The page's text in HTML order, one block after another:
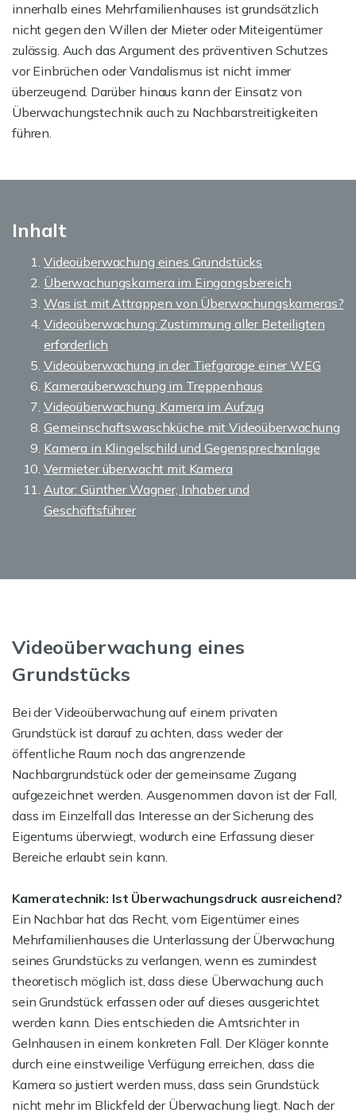
innerhalb eines Mehrfamilienhauses ist grundsätzlich
nicht gegen den Willen der Mieter oder Miteigentümer
zulässig. Auch das Argument des präventiven Schutzes
vor Einbrüchen oder Vandalismus ist nicht immer
überzeugend. Darüber hinaus kann der Einsatz von
Überwachungstechnik auch zu Nachbarstreitigkeiten
führen.
Inhalt
Videoüberwachung eines Grundstücks
Überwachungskamera im Eingangsbereich
Was ist mit Attrappen von Überwachungskameras?
Videoüberwachung: Zustimmung aller Beteiligten
erforderlich
Videoüberwachung in der Tiefgarage einer WEG
Kameraüberwachung im Treppenhaus
Videoüberwachung: Kamera im Aufzug
Gemeinschaftswaschküche mit Videoüberwachung
Kamera in Klingelschild und Gegensprechanlage
Vermieter überwacht mit Kamera
Autor: Günther Wagner, Inhaber und
Geschäftsführer
Videoüberwachung eines
Grundstücks
Bei der Videoüberwachung auf einem privaten
Grundstück ist darauf zu achten, dass weder der
öffentliche Raum noch das angrenzende
Nachbargrundstück oder der gemeinsame Zugang
aufgezeichnet werden. Ausgenommen davon ist der Fall,
dass im Einzelfall das Interesse an der Sicherung des
Eigentums überwiegt, wodurch eine Erfassung dieser
Bereiche erlaubt sein kann.
Kameratechnik: Ist Überwachungsdruck ausreichend?
Ein Nachbar hat das Recht, vom Eigentümer eines
Mehrfamilienhauses die Unterlassung der Überwachung
seines Grundstücks zu verlangen, wenn es zumindest
theoretisch möglich ist, dass diese Überwachung auch
sein Grundstück erfassen oder auf dieses ausgerichtet
werden kann. Dies entschieden die Amtsrichter in
Gelnhausen in einem konkreten Fall. Der Kläger konnte
durch eine einstweilige Verfügung erreichen, dass die
Kamera so justiert werden muss, dass sein Grundstück
nicht mehr im Blickfeld der Überwachung liegt. Nach der